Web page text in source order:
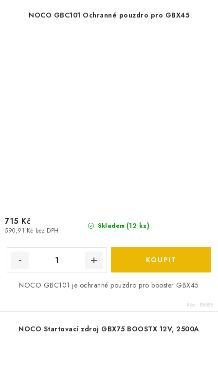
NOCO GBC101 Ochranné pouzdro pro GBX45
Skladem (12 ks)
590,91 Kč bez DPH
715 Kč
NOCO GBC101 je ochranné pouzdro pro booster GBX45
Kód: E8058
NOCO Startovací zdroj GBX75 BOOSTX 12V, 2500A